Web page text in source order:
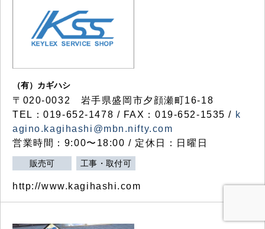
（有）カギハシ
〒020-0032 岩手県盛岡市夕顔瀬町16-18
TEL：019-652-1478 / FAX：019-652-1535 / k
agino.kagihashi@mbn.nifty.com
営業時間：9:00〜18:00 / 定休日：日曜日
販売可 工事・取付可
http://www.kagihashi.com